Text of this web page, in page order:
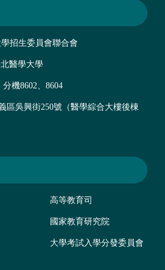
招生委員會聯合會
醫學大學
分機8602、8604
區吳興街250號（醫學綜合大樓後棟
高等教育司
國家教育研究院
大學考試入學分發委員會